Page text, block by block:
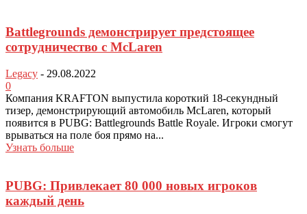
Battlegrounds демонстрирует предстоящее
сотрудничество с McLaren
Legacy - 29.08.2022
0
Компания KRAFTON выпустила короткий 18-секундный
тизер, демонстрирующий автомобиль McLaren, который
появится в PUBG: Battlegrounds Battle Royale. Игроки смогут
врываться на поле боя прямо на...
Узнать больше
PUBG: Привлекает 80 000 новых игроков
каждый день